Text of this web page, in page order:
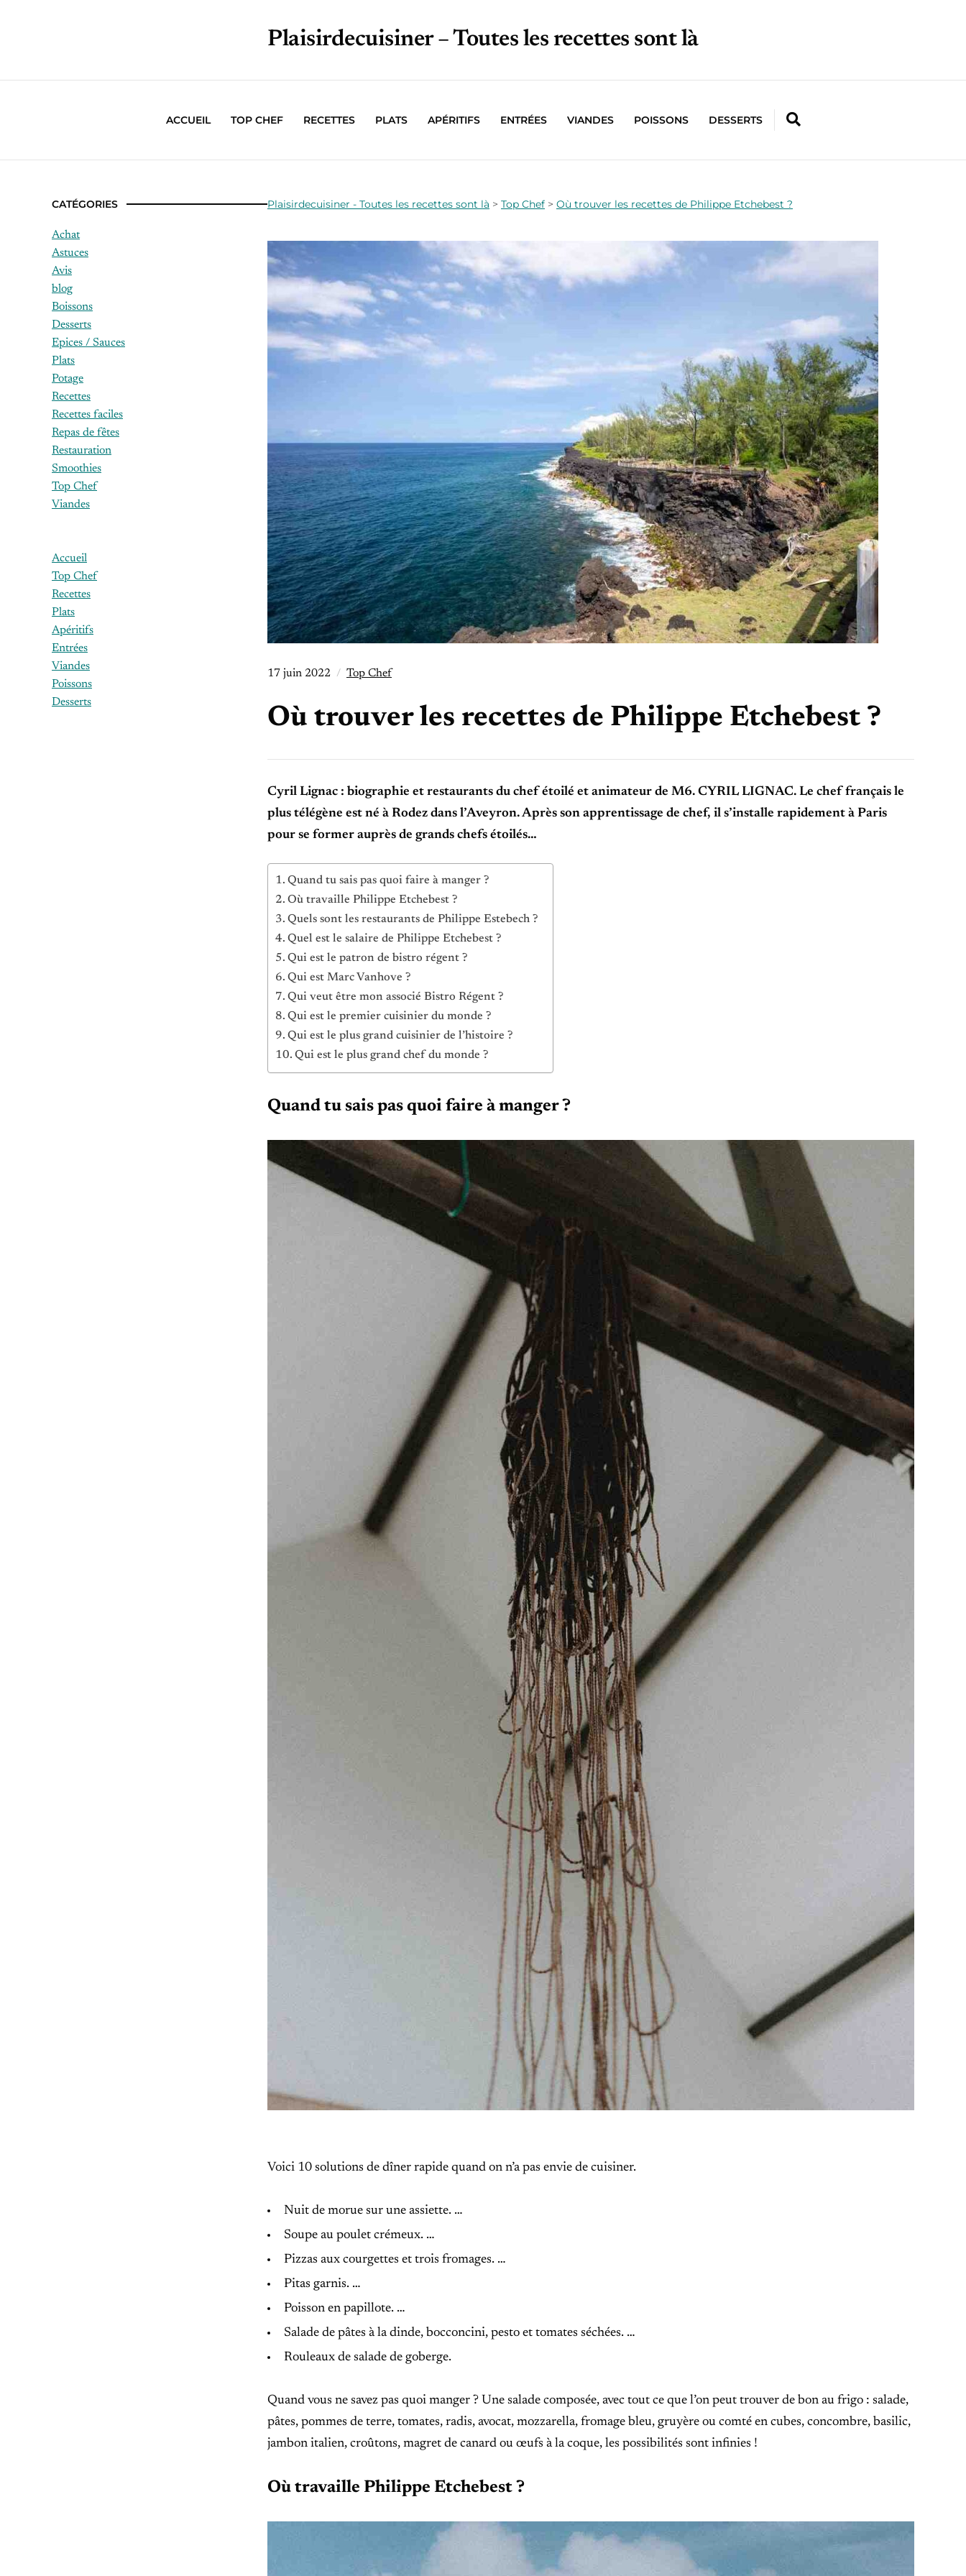
Plaisirdecuisiner – Toutes les recettes sont là
ACCUEIL TOP CHEF RECETTES PLATS APÉRITIFS ENTRÉES VIANDES POISSONS DESSERTS
Plaisirdecuisiner - Toutes les recettes sont là > Top Chef > Où trouver les recettes de Philippe Etchebest ?
17 juin 2022 Top Chef
Où trouver les recettes de Philippe Etchebest ?
Cyril Lignac : biographie et restaurants du chef étoilé et animateur de M6. CYRIL LIGNAC. Le chef français le
plus télégène est né à Rodez dans l’Aveyron. Après son apprentissage de chef, il s’installe rapidement à Paris
pour se former auprès de grands chefs étoilés…
Quand tu sais pas quoi faire à manger ?
Où travaille Philippe Etchebest ?
Quels sont les restaurants de Philippe Estebech ?
Quel est le salaire de Philippe Etchebest ?
Qui est le patron de bistro régent ?
Qui est Marc Vanhove ?
Qui veut être mon associé Bistro Régent ?
Qui est le premier cuisinier du monde ?
Qui est le plus grand cuisinier de l’histoire ?
Qui est le plus grand chef du monde ?
Quand tu sais pas quoi faire à manger ?
Voici 10 solutions de dîner rapide quand on n’a pas envie de cuisiner.
Nuit de morue sur une assiette. …
Soupe au poulet crémeux. …
Pizzas aux courgettes et trois fromages. …
Pitas garnis. …
Poisson en papillote. …
Salade de pâtes à la dinde, bocconcini, pesto et tomates séchées. …
Rouleaux de salade de goberge.
Quand vous ne savez pas quoi manger ? Une salade composée, avec tout ce que l’on peut trouver de bon au frigo : salade,
pâtes, pommes de terre, tomates, radis, avocat, mozzarella, fromage bleu, gruyère ou comté en cubes, concombre, basilic,
jambon italien, croûtons, magret de canard ou œufs à la coque, les possibilités sont infinies !
Où travaille Philippe Etchebest ?
CATÉGORIES
Achat
Astuces
Avis
blog
Boissons
Desserts
Epices / Sauces
Plats
Potage
Recettes
Recettes faciles
Repas de fêtes
Restauration
Smoothies
Top Chef
Viandes
Accueil
Top Chef
Recettes
Plats
Apéritifs
Entrées
Viandes
Poissons
Desserts